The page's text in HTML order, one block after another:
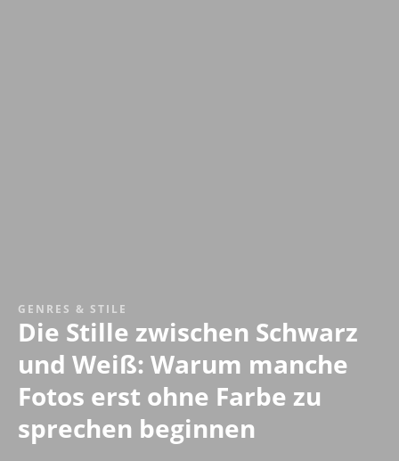
GENRES & STILE
Die Stille zwischen Schwarz
und Weiß: Warum manche
Fotos erst ohne Farbe zu
sprechen beginnen